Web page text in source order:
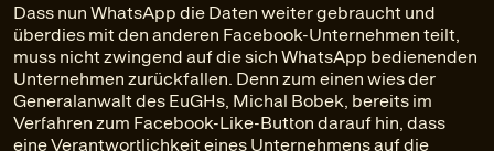
Dass nun WhatsApp die Daten weiter gebraucht und
überdies mit den anderen Facebook-Unternehmen teilt,
muss nicht zwingend auf die sich WhatsApp bedienenden
Unternehmen zurückfallen. Denn zum einen wies der
Generalanwalt des EuGHs, Michal Bobek, bereits im
Verfahren zum Facebook-Like-Button darauf hin, dass
eine Verantwortlichkeit eines Unternehmens auf die